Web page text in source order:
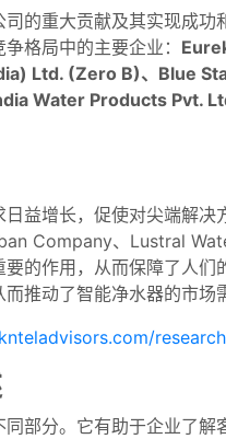
的重大贡献及其实现成
格局中的主要企业：
Ltd. (Zero B)、Blue
Water Products Pvt.
益增长，促使对尖端解
Company、Lustral
的作用，从而保障了人
推动了智能净水器的市场
部分。它有助于企业了